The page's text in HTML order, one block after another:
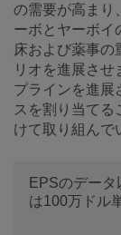
の需要が高まり
ーボとヤーボイ
床および薬事の
リオを進展さ
プラインを進展
スを割り当てる
けて取り組んで
EPSのデータ
は100万ドル